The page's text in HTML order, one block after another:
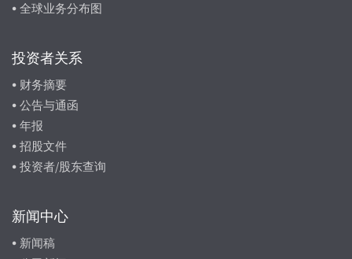
全球业务分布图
投资者关系
财务摘要
公告与通函
年报
招股文件
投资者/股东查询
新闻中心
新闻稿